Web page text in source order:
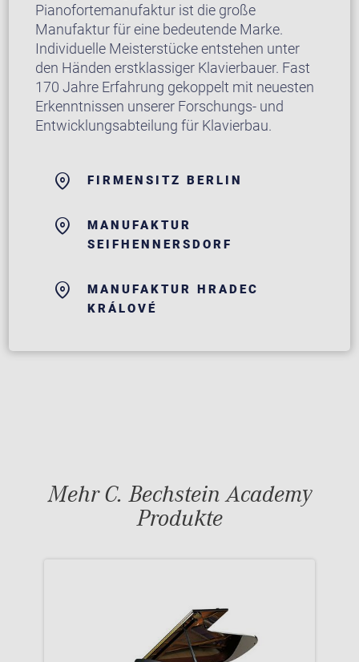
Pianofortemanufaktur ist die große
Manufaktur für eine bedeutende Marke.
Individuelle Meisterstücke entstehen unter
den Händen erstklassiger Klavierbauer. Fast
170 Jahre Erfahrung gekoppelt mit neuesten
Erkenntnissen unserer Forschungs- und
Entwicklungsabteilung für Klavierbau.
FIRMENSITZ BERLIN
MANUFAKTUR
SEIFHENNERSDORF
MANUFAKTUR HRADEC
KRÁLOVÉ
Mehr C. Bechstein Academy
Produkte